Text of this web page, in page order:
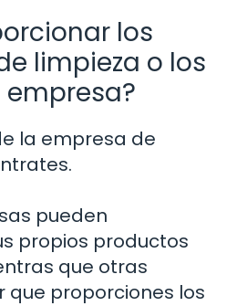
los
limpieza o los
la empresa de
pueden
propios productos
que otras
que proporciones los